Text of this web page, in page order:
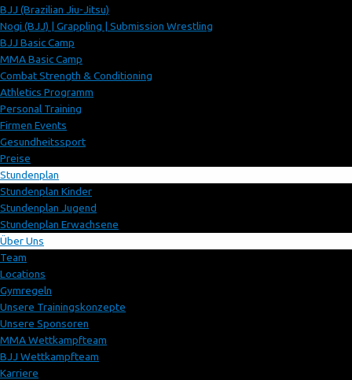
BJJ (Brazilian Jiu-Jitsu)
Nogi (BJJ) | Grappling | Submission Wrestling
BJJ Basic Camp
MMA Basic Camp
Combat Strength & Conditioning
Athletics Programm
Personal Training
Firmen Events
Gesundheitssport
Preise
Stundenplan
Stundenplan Kinder
Stundenplan Jugend
Stundenplan Erwachsene
Über Uns
Team
Locations
Gymregeln
Unsere Trainingskonzepte
Unsere Sponsoren
MMA Wettkampfteam
BJJ Wettkampfteam
Karriere